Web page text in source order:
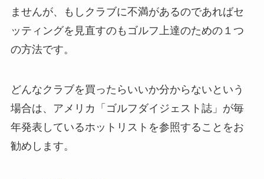
ませんが、もしクラブに不満があるのであればセ
ッティングを見直すのもゴルフ上達のための１つ
の方法です。
どんなクラブを買ったらいいか分からないという
場合は、アメリカ「ゴルフダイジェスト誌」が毎
年発表しているホットリストを参照することをお
勧めします。